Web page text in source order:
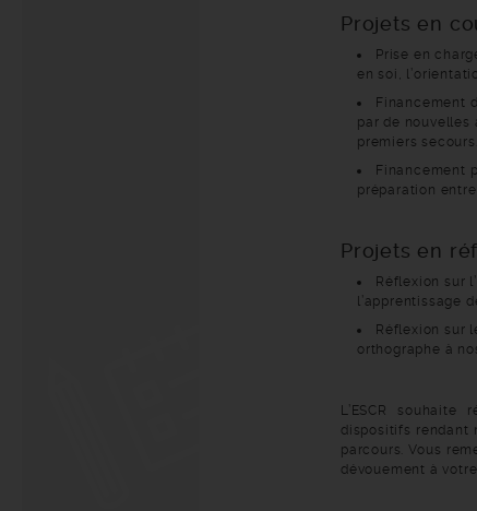
Projets en
Prise en
en soi,
Financement
par de nouvelles
premiers
Financement
préparation
Projets en
Réflexion sur
l’apprentissage
Réflexion sur
orthographe à
L’ESCR
dispositifs rendant
parcours. Vous
dévouement à